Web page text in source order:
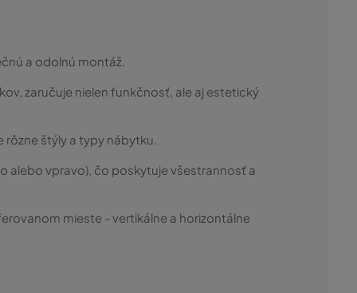
a odolnú montáž.
zaručuje nielen funkčnosť, ale aj estetický
štýly a typy nábytku.
alebo vpravo), čo poskytuje všestrannosť a
mieste - vertikálne a horizontálne